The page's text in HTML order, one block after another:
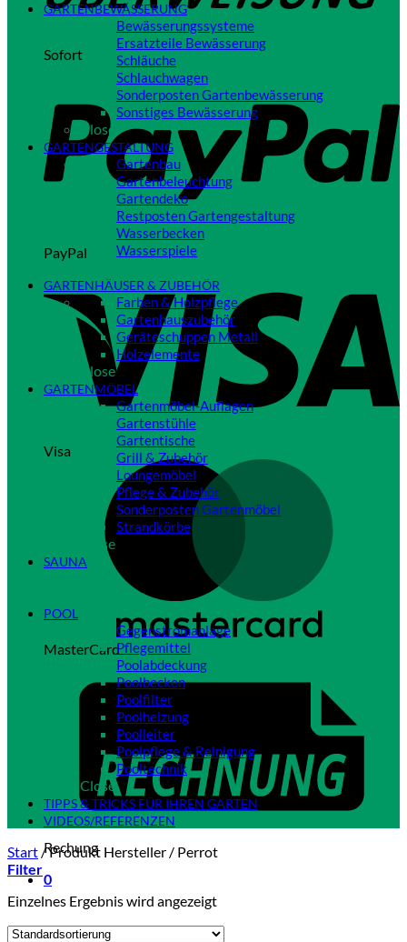
Sofort
PayPal
Visa
MasterCard
Rechung
0
GARTENBEWÄSSERUNG
Bewässerungssysteme
Ersatzteile Bewässerung
Schläuche
Schlauchwagen
Sonderposten Gartenbewässerung
Sonstiges Bewässerung
Close
GARTENGESTALTUNG
Gartenbau
Gartenbeleuchtung
Gartendeko
Restposten Gartengestaltung
Wasserbecken
Wasserspiele
GARTENHÄUSER & ZUBEHÖR
Farben & Holzpflege
Gartenhauszubehör
Geräteschuppen Metall
Holzelemente
Close
GARTENMÖBEL
Gartenmöbel-Auflagen
Gartenstühle
Gartentische
Grill & Zubehör
Loungemöbel
Pflege & Zubehör
Sonderposten Gartenmöbel
Strandkörbe
Close
SAUNA
POOL
Gegenstromanlage
Pflegemittel
Poolabdeckung
Poolbecken
Poolfilter
Poolheizung
Poolleiter
Poolpflege & Reinigung
Pooltechnik
Close
TIPPS & TRICKS FÜR IHREN GARTEN
VIDEOS/REFERENZEN
Start /Produkt Hersteller / Perrot
Filter
Einzelnes Ergebnis wird angezeigt